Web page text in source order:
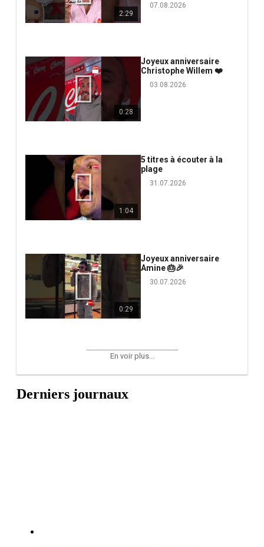
2:29
07.08.2026
0:28
Joyeux anniversaire
Christophe Willem ❤️
03.08.2026
1:04
5 titres à écouter à la
plage
31.07.2026
0:29
Joyeux anniversaire
Amine 🎂🎉
30.07.2026
En voir plus...
Derniers journaux